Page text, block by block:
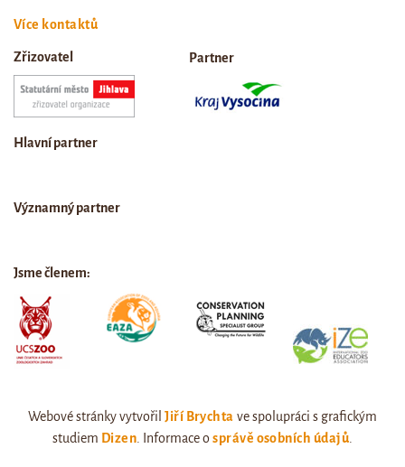
Více kontaktů
Zřizovatel Partner
Hlavní partner
Významný partner
Jsme členem:
Webové stránky vytvořilJiří Brychta ve spolupráci s grafickým
studiem Dizen . Informace osprávě osobních údajů